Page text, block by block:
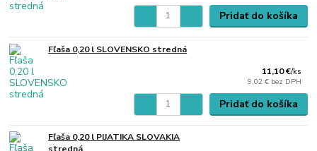
Pridať do košíka
Fľaša 0,20 l SLOVENSKO stredná
11,10 €/ks
9,02 € bez DPH
Pridať do košíka
Fľaša 0,20 l PIJATIKA SLOVAKIA